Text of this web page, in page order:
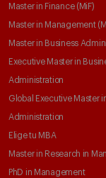
Master in Finance (MiF)
Master in Management
Master in Business
Executive Master in
Administration
Global Executive Master
Administration
Elige tu MBA
Master in Research in
PhD in Management